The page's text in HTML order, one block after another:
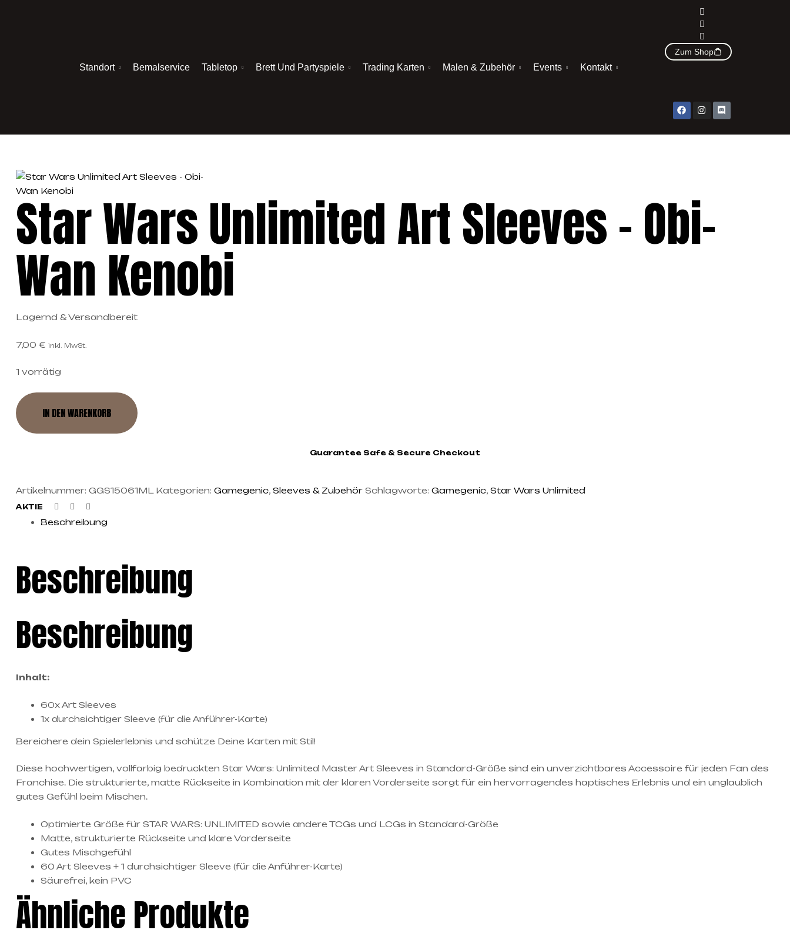
Standort Bemalservice Tabletop Brett Und Partyspiele Trading Karten Malen & Zubehör Events Kontakt
Zum Shop
Star Wars Unlimited Art Sleeves – Obi-
Wan Kenobi
Lagernd & Versandbereit
7,00 € inkl. MwSt.
1 vorrätig
IN DEN WARENKORB
Guarantee Safe & Secure Checkout
Artikelnummer: GGS15061ML Kategorien: Gamegenic, Sleeves & Zubehör Schlagworte: Gamegenic, Star Wars Unlimited
AKTIE Facebook
Twitter
Beschreibung
Beschreibung
Beschreibung
Inhalt:
60x Art Sleeves
1x durchsichtiger Sleeve (für die Anführer-Karte)
Bereichere dein Spielerlebnis und schütze Deine Karten mit Stil!
Diese hochwertigen, vollfarbig bedruckten Star Wars: Unlimited Master Art Sleeves in Standard-Größe sind ein unverzichtbares Accessoire für jeden Fan des
Franchise. Die strukturierte, matte Rückseite in Kombination mit der klaren Vorderseite sorgt für ein hervorragendes haptisches Erlebnis und ein unglaublich
gutes Gefühl beim Mischen.
Optimierte Größe für STAR WARS: UNLIMITED sowie andere TCGs und LCGs in Standard-Größe
Matte, strukturierte Rückseite und klare Vorderseite
Gutes Mischgefühl
60 Art Sleeves + 1 durchsichtiger Sleeve (für die Anführer-Karte)
Säurefrei, kein PVC
Ähnliche Produkte